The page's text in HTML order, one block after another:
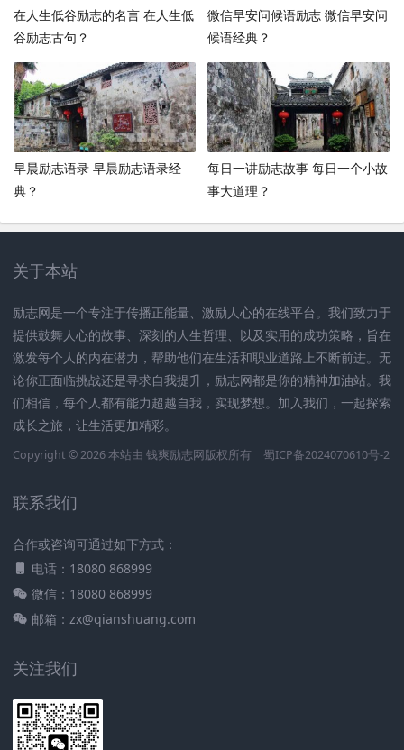
在人生低谷励志的名言 在人生低
谷励志古句？
微信早安问候语励志 微信早安问
候语经典？
早晨励志语录 早晨励志语录经
典？
每日一讲励志故事 每日一个小故
事大道理？
关于本站
励志网是一个专注于传播正能量、激励人心的在线平台。我们致力于
提供鼓舞人心的故事、深刻的人生哲理、以及实用的成功策略，旨在
激发每个人的内在潜力，帮助他们在生活和职业道路上不断前进。无
论你正面临挑战还是寻求自我提升，励志网都是你的精神加油站。我
们相信，每个人都有能力超越自我，实现梦想。加入我们，一起探索
成长之旅，让生活更加精彩。
Copyright © 2026 本站由 钱爽励志网版权所有 蜀ICP备2024070610号-2
联系我们
合作或咨询可通过如下方式：
电话：18080 868999
微信：18080 868999
邮箱：zx@qianshuang.com
关注我们